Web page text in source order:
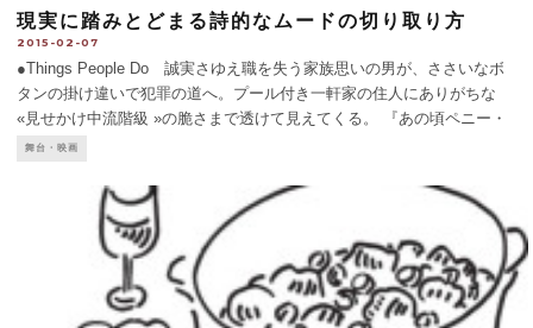
現実に踏みとどまる詩的なムードの切り取り方
2015-02-07
●Things People Do 誠実さゆえ職を失う家族思いの男が、ささいなボ
タンの掛け違いで犯罪の道へ。プール付き一軒家の住人にありがちな
«見せかけ中流階級 »の脆さまで透けて見えてくる。 『あの頃ペニー・
レインと』『シン・レッド・ライン』の映像編集者としてオスカーにノ
舞台・映画